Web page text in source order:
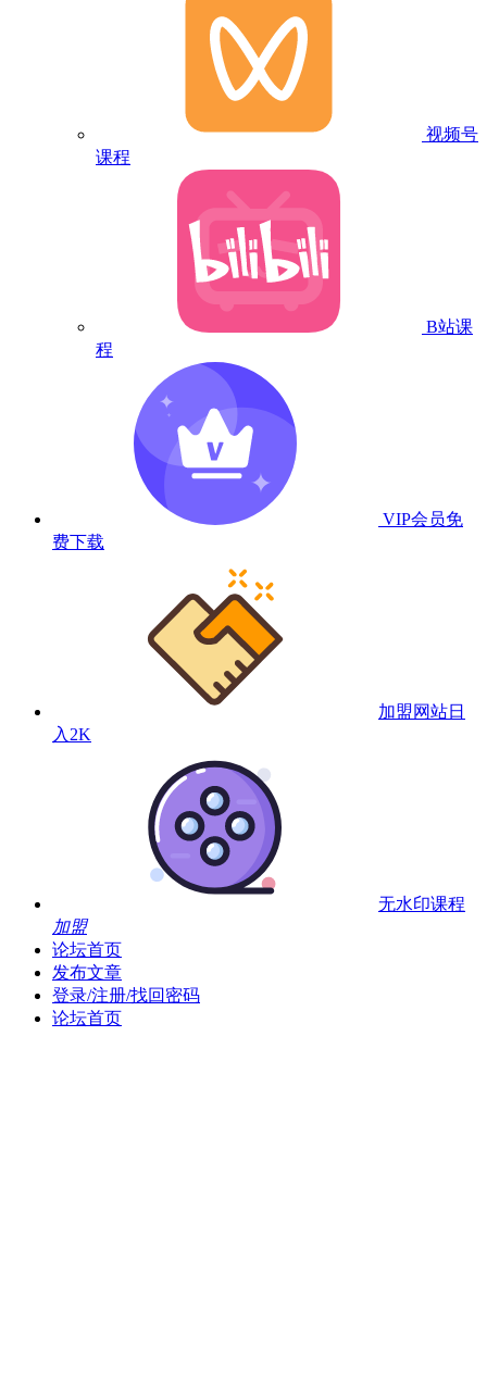
视频号
课程
B站课
程
VIP会员免
费下载
加盟网站日
入2K
无水印课程
加盟
论坛首页
发布文章
登录/注册/找回密码
论坛首页